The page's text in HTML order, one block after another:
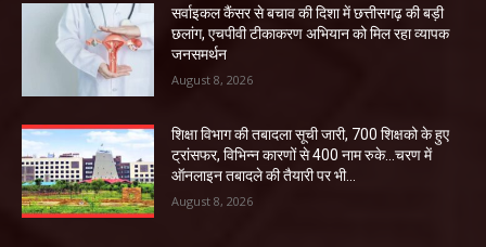
सर्वाइकल कैंसर से बचाव की दिशा में छत्तीसगढ़ की बड़ी
छलांग, एचपीवी टीकाकरण अभियान को मिल रहा व्यापक
जनसमर्थन
August 8, 2026
शिक्षा विभाग की तबादला सूची जारी, 700 शिक्षको के हुए
ट्रांसफर, विभिन्न कारणों से 400 नाम रुके…चरण में
ऑनलाइन तबादले की तैयारी पर भी...
August 8, 2026